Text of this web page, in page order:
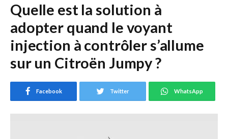
Quelle est la solution à
adopter quand le voyant
injection à contrôler s’allume
sur un Citroën Jumpy ?
Facebook Twitter WhatsApp